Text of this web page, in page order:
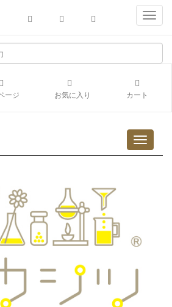
ージ お気に入り カート